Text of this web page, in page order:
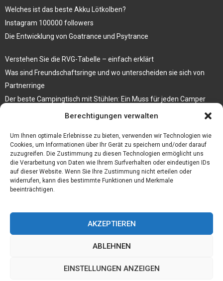
Berechtigungen verwalten
Um Ihnen optimale Erlebnisse zu bieten, verwenden wir Technologien wie
Cookies, um Informationen über Ihr Gerät zu speichern und/oder darauf
zuzugreifen. Die Zustimmung zu diesen Technologien ermöglicht uns
die Verarbeitung von Daten wie Ihrem Surfverhalten oder eindeutigen IDs
auf dieser Website. Wenn Sie Ihre Zustimmung nicht erteilen oder
widerrufen, kann dies bestimmte Funktionen und Merkmale
beeinträchtigen.
AKZEPTIEREN
ABLEHNEN
EINSTELLUNGEN ANZEIGEN
Welches ist das beste Akku Lötkolben?
Instagram 100000 followers
Die Entwicklung von Goatrance und Psytrance
Verstehen Sie die RVG-Tabelle – einfach erklärt
Was sind Freundschaftsringe und wo unterscheiden sie sich von
Partnerringe
Der beste Campingtisch mit Stühlen: Ein Muss für jeden Camper
Die Küche als Platz der Gemeinschaft
Elektrokamin Bestseller – die besten Stücke für Ihr Zuhause